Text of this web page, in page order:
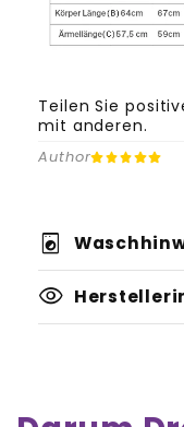
Teilen Sie
mit anderen.
Author
local_laundry_service
einem
visibility